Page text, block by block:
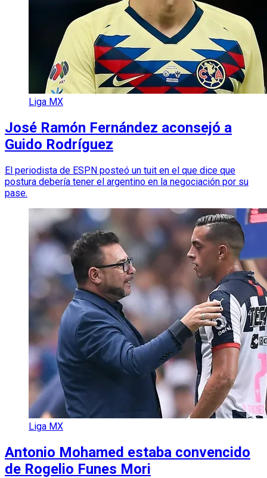
Liga MX
José Ramón Fernández aconsejó a
Guido Rodríguez
El periodista de ESPN posteó un tuit en el que dice que
postura debería tener el argentino en la negociación por su
pase.
Liga MX
Antonio Mohamed estaba convencido
de Rogelio Funes Mori